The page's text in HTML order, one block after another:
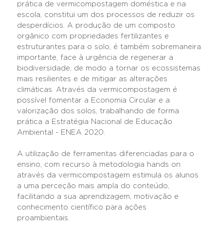
prática de vermicompostagem doméstica e na
escola, constitui um dos processos de reduzir os
desperdícios. A produção de um composto
orgânico com propriedades fertilizantes e
estruturantes para o solo, é também sobremaneira
importante, face à urgência de regenerar a
biodiversidade, de modo a tornar os ecossistemas
mais resilientes e de mitigar as alterações
climáticas. Através da vermicompostagem é
possível fomentar a Economia Circular e a
valorização dos solos, trabalhando de forma
prática a Estratégia Nacional de Educação
Ambiental - ENEA 2020.
A utilização de ferramentas diferenciadas para o
ensino, com recurso à metodologia hands on
através da vermicompostagem estimula os alunos
a uma perceção mais ampla do conteúdo,
facilitando a sua aprendizagem, motivação e
conhecimento científico para ações
proambientais.